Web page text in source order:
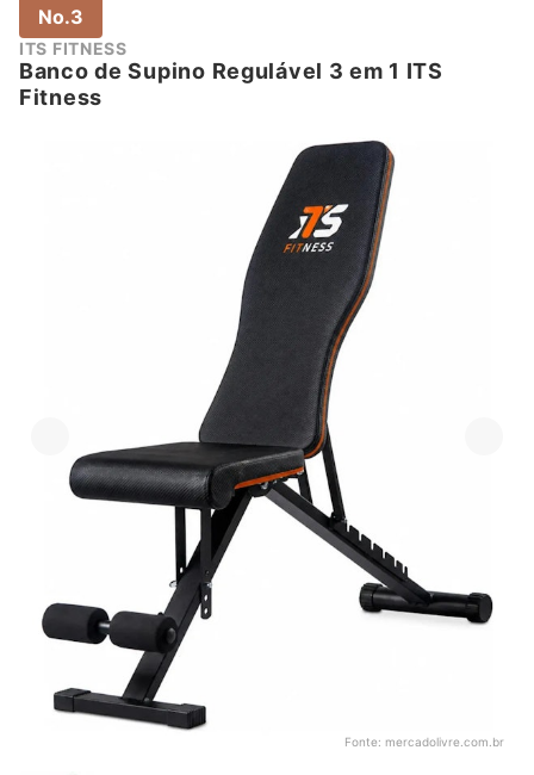
No.3
ITS FITNESS
Banco de Supino Regulável 3 em 1 ITS
Fitness
Fonte: mercadolivre.com.br